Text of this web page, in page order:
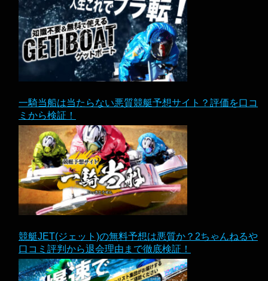
一騎当船は当たらない悪質競艇予想サイト？評価を口コ
ミから検証！
競艇JET(ジェット)の無料予想は悪質か？2ちゃんねるや
口コミ評判から退会理由まで徹底検証！